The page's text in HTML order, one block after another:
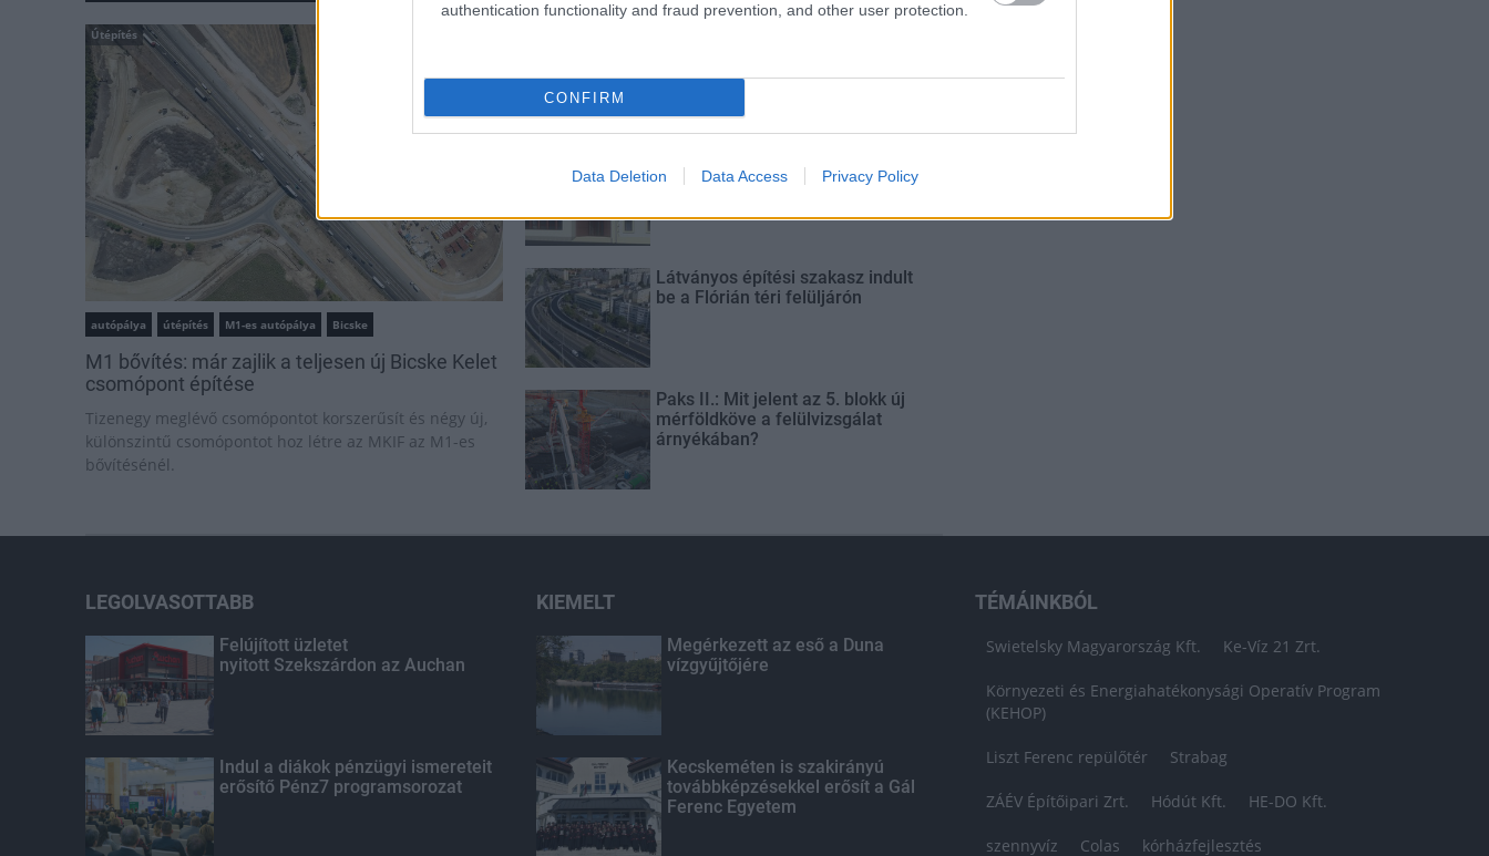
authentication functionality and fraud prevention, and other user protection.
CONFIRM
Data Deletion Data Access Privacy Policy
Útépítés
autópálya útépítés M1-es autópálya Bicske
M1 bővítés: már zajlik a teljesen új Bicske Kelet
csomópont építése
Tizenegy meglévő csomópontot korszerűsít és négy új,
különszintű csomópontot hoz létre az MKIF az M1-es
bővítésénél.
Hódmezővásárhely jó hírű
Látványos építési szakasz indult
be a Flórián téri felüljárón
Paks II.: Mit jelent az 5. blokk új
mérföldköve a felülvizsgálat
árnyékában?
LEGOLVASOTTABB
Felújított üzletet
nyitott Szekszárdon az Auchan
Indul a diákok pénzügyi ismereteit
erősítő Pénz7 programsorozat
KIEMELT
Megérkezett az eső a Duna
vízgyűjtőjére
Kecskeméten is szakirányú
továbbképzésekkel erősít a Gál
Ferenc Egyetem
TÉMÁINKBÓL
Swietelsky Magyarország Kft. Ke-Víz 21 Zrt.
Környezeti és Energiahatékonysági Operatív Program
(KEHOP)
Liszt Ferenc repülőtér Strabag
ZÁÉV Építőipari Zrt. Hódút Kft. HE-DO Kft.
szennyvíz Colas kórházfejlesztés